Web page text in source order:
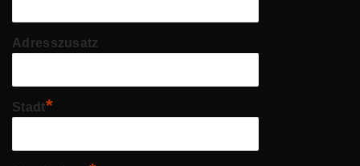
Adresszusatz
Stadt*